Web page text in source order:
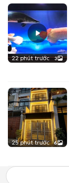
22 phút trước 3
25 phút trước 6